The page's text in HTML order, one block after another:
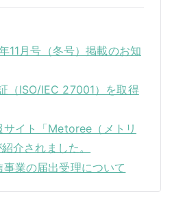
11月号（冬号）掲載のお知
（ISO/IEC 27001）を取得
イト「Metoree（メトリ
介されました。
事業の届出受理について